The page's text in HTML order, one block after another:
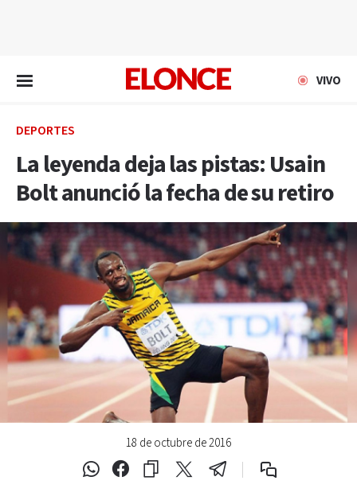
VIVO
DEPORTES
La leyenda deja las pistas: Usain
Bolt anunció la fecha de su retiro
18 de octubre de 2016